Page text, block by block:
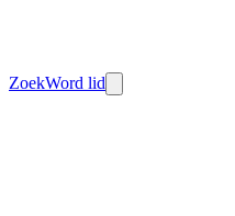
ZoekWord lid